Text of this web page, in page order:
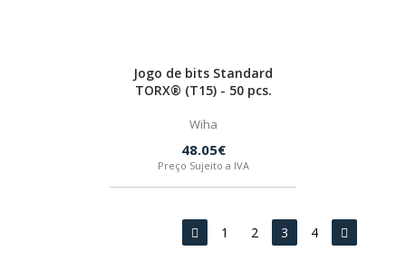
Jogo de bits Standard
TORX® (T15) - 50 pcs.
Wiha
48.05€
Preço Sujeito a IVA
1 2 3 4